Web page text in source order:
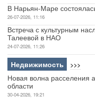
В Нарьян-Маре
26-07-2026, 11:16
Встреча с культурным
Талеевой в НАО
24-07-2026, 11:26
Недвижимость >>>
Новая волна расселения
области
30-04-2026, 19:21